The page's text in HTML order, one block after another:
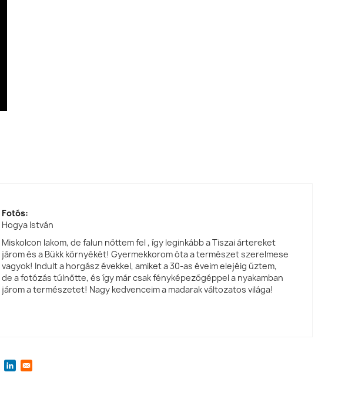
Fotós:
Hogya István
Miskolcon lakom, de falun nőttem fel , így leginkább a Tiszai ártereket
járom és a Bükk környékét! Gyermekkorom óta a természet szerelmese
vagyok! Indult a horgász évekkel, amiket a 30-as éveim elejéig űztem,
de a fotózás túlnőtte, és így már csak fényképezőgéppel a nyakamban
járom a természetet! Nagy kedvenceim a madarak változatos világa!